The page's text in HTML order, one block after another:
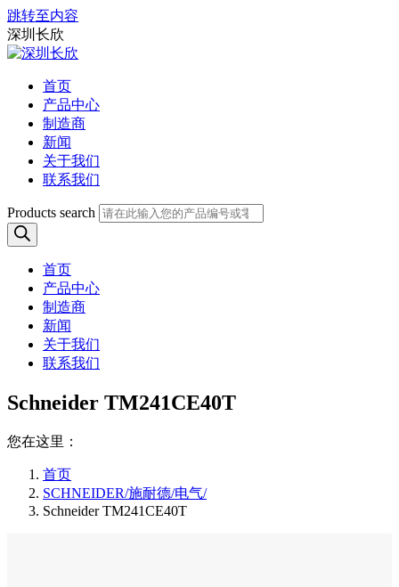
跳转至内容
深圳长欣
首页
产品中心
制造商
新闻
关于我们
联系我们
Products search
首页
产品中心
制造商
新闻
关于我们
联系我们
Schneider TM241CE40T
您在这里：
首页
SCHNEIDER/施耐德/电气/
Schneider TM241CE40T